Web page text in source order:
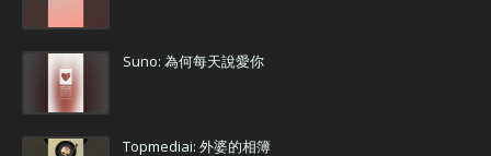
Suno: 為何每天說愛你
Topmediai: 外婆的相簿